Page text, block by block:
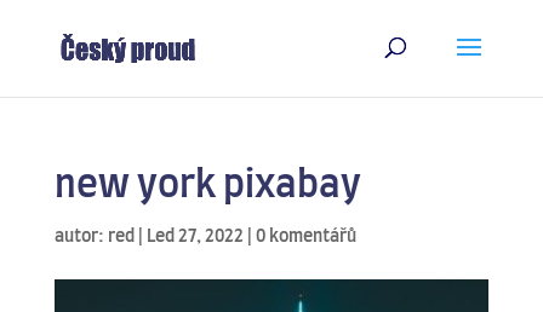
new york pixabay
autor: red Led 27, 2022 0 komentářů